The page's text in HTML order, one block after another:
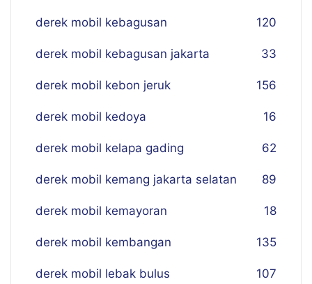
derek mobil kebagusan 120
derek mobil kebagusan jakarta 33
derek mobil kebon jeruk 156
derek mobil kedoya 16
derek mobil kelapa gading 62
derek mobil kemang jakarta selatan 89
derek mobil kemayoran 18
derek mobil kembangan 135
derek mobil lebak bulus 107